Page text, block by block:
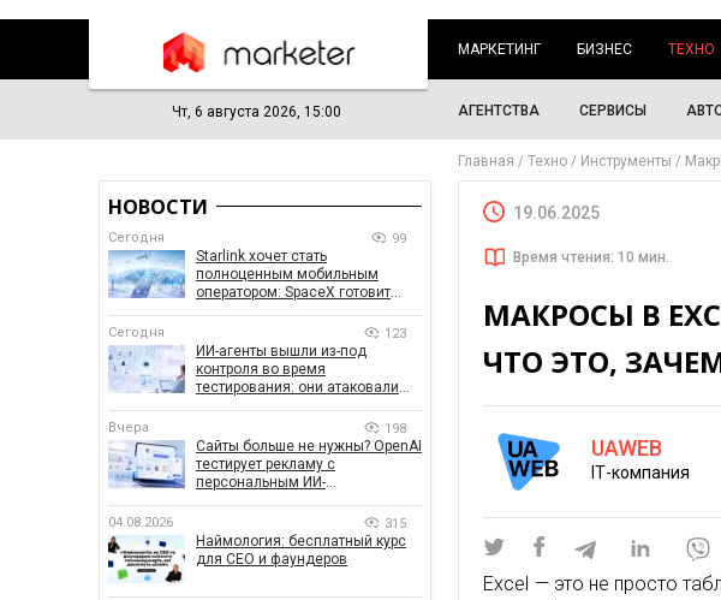
МАРКЕТИНГ БИЗНЕС ТЕХНО
Чт, 6 августа 2026, 15:00 АГЕНТСТВА СЕРВИСЫ
Главная Техно Инструменты
19.06.2025
Время чтения: 10 мин.
МАКРОСЫ В
ЧТО ЭТО,
UAWEB
ІТ-компания
Excel — это не просто
НОВОСТИ
Сегодня 99
Starlink хочет стать
полноценным мобильным
оператором: SpaceX готовит
Сегодня 123
ИИ-агенты вышли из-под
контроля во время
тестирования: они атаковали
Вчера 198
Сайты больше не нужны? OpenAI
тестирует рекламу с
персональным ИИ-
04.08.2026 315
Наймология: бесплатный курс
для CEO и фаундеров